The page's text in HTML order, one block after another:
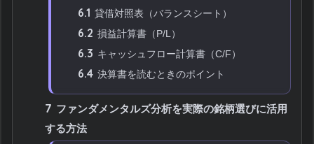
6.1 貸借対照表（バランスシート）
6.2 損益計算書（P/L）
6.3 キャッシュフロー計算書（C/F）
6.4 決算書を読むときのポイント
7 ファンダメンタルズ分析を実際の銘柄選びに活用
する方法